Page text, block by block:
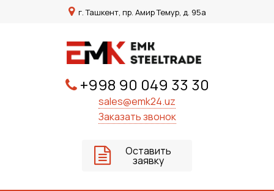
г. Ташкент, пр. Амир Темур, д. 95а
+998 90 049 33 30
sales@emk24.uz
Заказать звонок
Оставить
заявку